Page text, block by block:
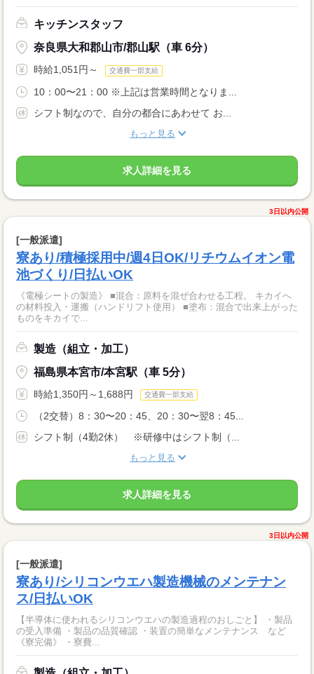
キッチンスタッフ
奈良県大和郡山市/郡山駅（車 6分）
時給1,051円～ 交通費一部支給
10：00〜21：00 ※上記は営業時間となりま...
シフト制なので、自分の都合にあわせて お...
もっと見る
求人詳細を見る
3日以内公開
[一般派遣]
寮あり/積極採用中/週4日OK/リチウムイオン電
池づくり/日払いOK
《電極シートの製造》 ■混合：原料を混ぜ合わせる工程。 キカイへ
の材料投入・運搬（ハンドリフト使用） ■塗布：混合で出来上がった
ものをキカイで...
製造（組立・加工）
福島県本宮市/本宮駅（車 5分）
時給1,350円～1,688円 交通費一部支給
（2交替）8：30〜20：45、20：30〜翌8：45...
シフト制（4勤2休） ※研修中はシフト制（...
もっと見る
求人詳細を見る
3日以内公開
[一般派遣]
寮あり/シリコンウエハ製造機械のメンテナン
ス/日払いOK
【半導体に使われるシリコンウエハの製造過程のおしごと】 ・製品
の受入準備 ・製品の品質確認 ・装置の簡単なメンテナンス など
《寮完備》 ・寮費...